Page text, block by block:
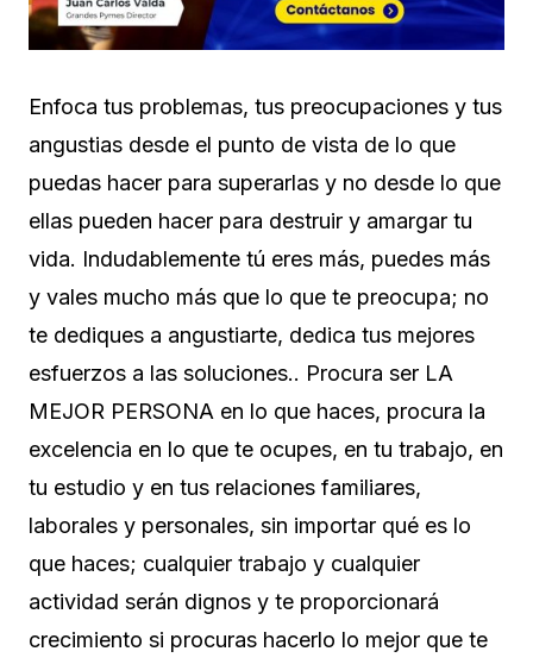
Enfoca tus problemas, tus preocupaciones y tus
angustias desde el punto de vista de lo que
puedas hacer para superarlas y no desde lo que
ellas pueden hacer para destruir y amargar tu
vida. Indudablemente tú eres más, puedes más
y vales mucho más que lo que te preocupa; no
te dediques a angustiarte, dedica tus mejores
esfuerzos a las soluciones.. Procura ser LA
MEJOR PERSONA en lo que haces, procura la
excelencia en lo que te ocupes, en tu trabajo, en
tu estudio y en tus relaciones familiares,
laborales y personales, sin importar qué es lo
que haces; cualquier trabajo y cualquier
actividad serán dignos y te proporcionará
crecimiento si procuras hacerlo lo mejor que te